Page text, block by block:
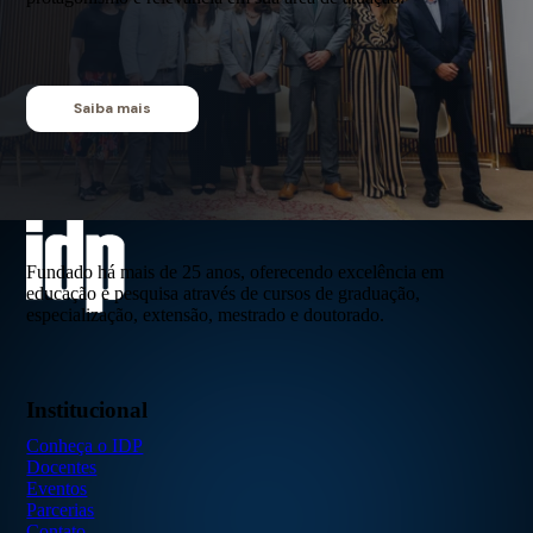
Saiba mais
Fundado há mais de 25 anos, oferecendo excelência em
educação e pesquisa através de cursos de graduação,
especialização, extensão, mestrado e doutorado.
Institucional
Conheça o IDP
Docentes
Eventos
Parcerias